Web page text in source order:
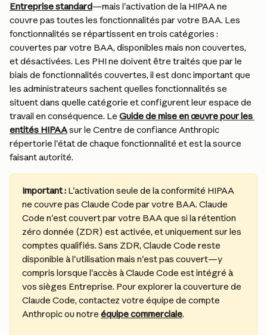
Entreprise standard—mais l'activation de la HIPAA ne
couvre pas toutes les fonctionnalités par votre BAA. Les
fonctionnalités se répartissent en trois catégories :
couvertes par votre BAA, disponibles mais non couvertes,
et désactivées. Les PHI ne doivent être traités que par le
biais de fonctionnalités couvertes, il est donc important que
les administrateurs sachent quelles fonctionnalités se
situent dans quelle catégorie et configurent leur espace de
travail en conséquence. Le Guide de mise en œuvre pour les
entités HIPAA sur le Centre de confiance Anthropic
répertorie l'état de chaque fonctionnalité et est la source
faisant autorité.
Important : L'activation seule de la conformité HIPAA
ne couvre pas Claude Code par votre BAA. Claude
Code n'est couvert par votre BAA que si la rétention
zéro donnée (ZDR) est activée, et uniquement sur les
comptes qualifiés. Sans ZDR, Claude Code reste
disponible à l'utilisation mais n'est pas couvert—y
compris lorsque l'accès à Claude Code est intégré à
vos sièges Entreprise. Pour explorer la couverture de
Claude Code, contactez votre équipe de compte
Anthropic ou notre équipe commerciale.